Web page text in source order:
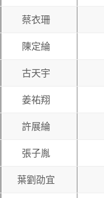
蔡衣珊
陳定綸
古天宇
姜祐翔
許展綸
張子胤
葉劉劭宜